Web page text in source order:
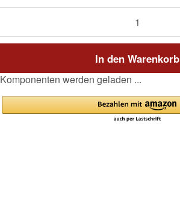
In den Warenkorb
Komponenten werden geladen ...